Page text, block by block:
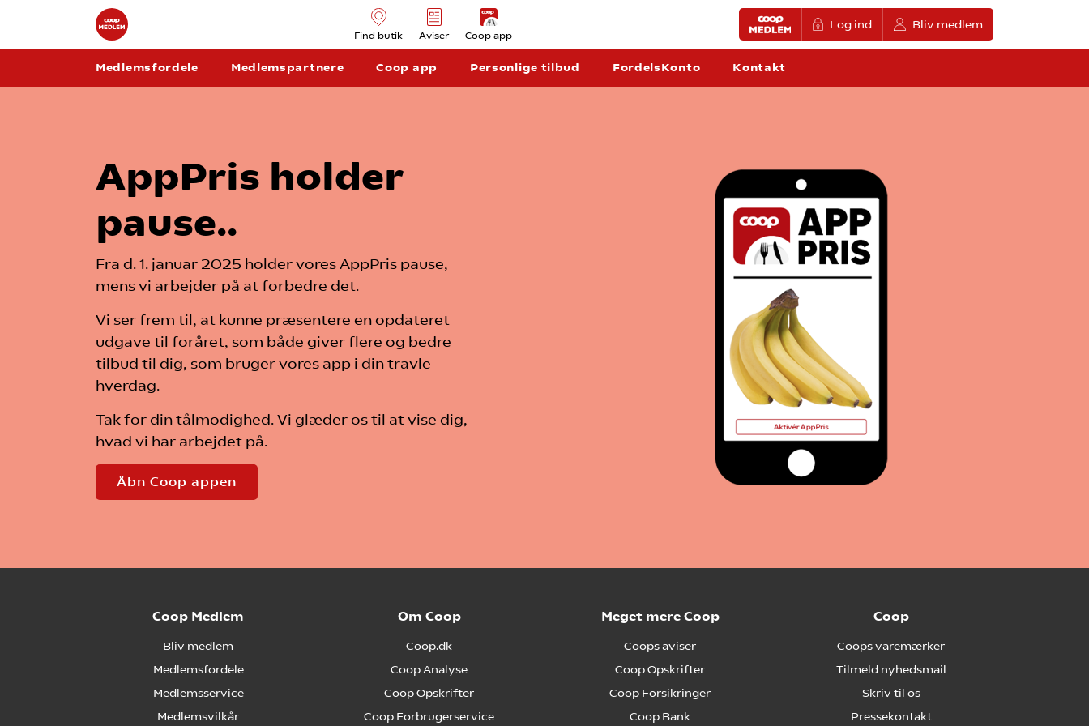
Find butik Aviser Coop app
Log ind Bliv medlem
Medlemsfordele Medlemspartnere Coop app Personlige tilbud FordelsKonto Kontakt
AppPris holder
pause..
Fra d. 1. januar 2025 holder vores AppPris pause,
mens vi arbejder på at forbedre det.
Vi ser frem til, at kunne præsentere en opdateret
udgave til foråret, som både giver flere og bedre
tilbud til dig, som bruger vores app i din travle
hverdag.
Tak for din tålmodighed. Vi glæder os til at vise dig,
hvad vi har arbejdet på.
Åbn Coop appen
Coop Medlem
Bliv medlem
Medlemsfordele
Medlemsservice
Medlemsvilkår
Om Coop
Coop.dk
Coop Analyse
Coop Opskrifter
Coop Forbrugerservice
Meget mere Coop
Coops aviser
Coop Opskrifter
Coop Forsikringer
Coop Bank
Coop
Coops varemærker
Tilmeld nyhedsmail
Skriv til os
Pressekontakt